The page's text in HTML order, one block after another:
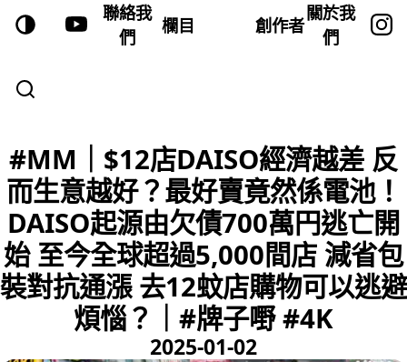
聯絡我
們
欄目 創作者
關於我
們
#MM｜$12店DAISO經濟越差 反
而生意越好？最好賣竟然係電池！
DAISO起源由欠債700萬円逃亡開
始 至今全球超過5,000間店 減省包
裝對抗通漲 去12蚊店購物可以逃避
煩惱？｜#牌子嘢 #4K
2025-01-02